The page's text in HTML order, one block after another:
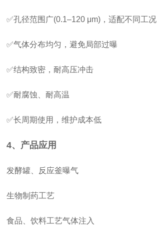
✅孔径范围广(0.1–120 μm)，适配不同工况
✅气体分布均匀，避免局部过曝
✅结构致密，耐高压冲击
✅耐腐蚀、耐高温
✅长周期使用，维护成本低
4、产品应用
发酵罐、反应釜曝气
生物制药工艺
食品、饮料工艺气体注入